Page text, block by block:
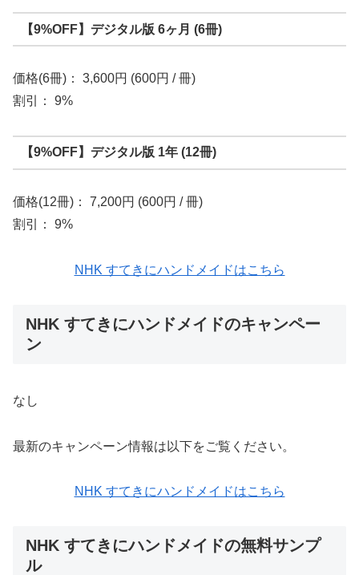
【9%OFF】デジタル版 6ヶ月 (6冊)
価格(6冊)： 3,600円 (600円 / 冊)
割引： 9%
【9%OFF】デジタル版 1年 (12冊)
価格(12冊)： 7,200円 (600円 / 冊)
割引： 9%
NHK すてきにハンドメイドはこちら
NHK すてきにハンドメイドのキャンペー
ン
なし
最新のキャンペーン情報は以下をご覧ください。
NHK すてきにハンドメイドはこちら
NHK すてきにハンドメイドの無料サンプ
ル